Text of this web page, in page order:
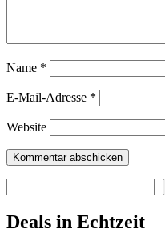
Name *
E-Mail-Adresse *
Website
Deals in Echtzeit